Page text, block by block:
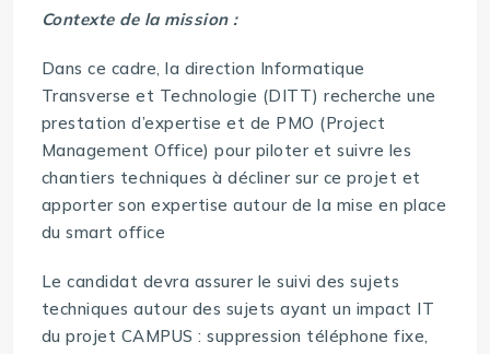
Contexte de la mission :
Dans ce cadre, la direction Informatique
Transverse et Technologie (DITT) recherche une
prestation d’expertise et de PMO (Project
Management Office) pour piloter et suivre les
chantiers techniques à décliner sur ce projet et
apporter son expertise autour de la mise en place
du smart office
Le candidat devra assurer le suivi des sujets
techniques autour des sujets ayant un impact IT
du projet CAMPUS : suppression téléphone fixe,